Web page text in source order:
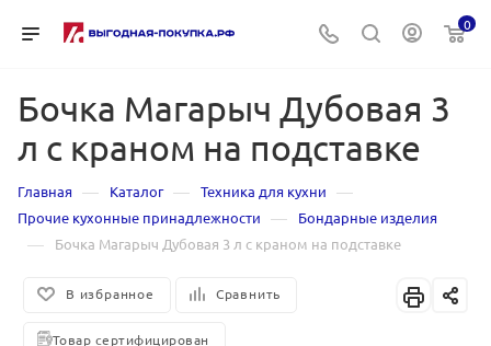
0
Бочка Магарыч Дубовая 3
л с краном на подставке
Главная — Каталог — Техника для кухни —
Прочие кухонные принадлежности — Бондарные изделия
— Бочка Магарыч Дубовая 3 л с краном на подставке
В избранное Сравнить
Товар сертифицирован